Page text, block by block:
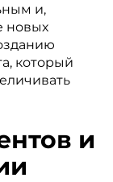
и,
новых
который
и